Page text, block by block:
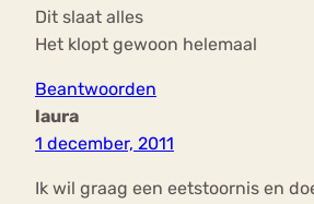
Dit slaat alles
Het klopt gewoon helemaal
Beantwoorden
laura
1 december, 2011
Ik wil graag een eetstoornis en